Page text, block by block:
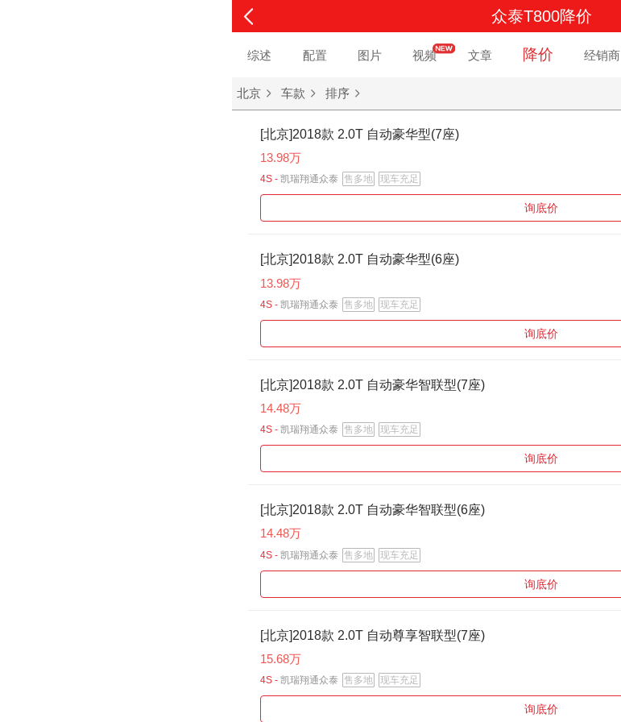
众泰T800降价
综述 配置 图片 视频 文章 降价 经销商
北京 车款 排序
[北京]2018款 2.0T 自动豪华型(7座)
13.98万
4S - 凯瑞翔通众泰 售多地 现车充足
询底价
[北京]2018款 2.0T 自动豪华型(6座)
13.98万
4S - 凯瑞翔通众泰 售多地 现车充足
询底价
[北京]2018款 2.0T 自动豪华智联型(7座)
14.48万
4S - 凯瑞翔通众泰 售多地 现车充足
询底价
[北京]2018款 2.0T 自动豪华智联型(6座)
14.48万
4S - 凯瑞翔通众泰 售多地 现车充足
询底价
[北京]2018款 2.0T 自动尊享智联型(7座)
15.68万
4S - 凯瑞翔通众泰 售多地 现车充足
询底价